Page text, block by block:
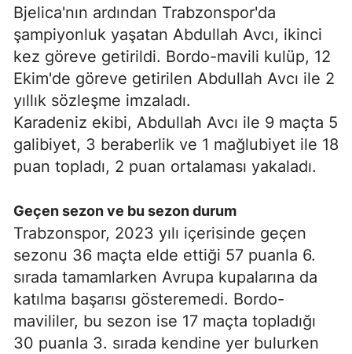
Bjelica'nın ardından Trabzonspor'da
şampiyonluk yaşatan Abdullah Avcı, ikinci
kez göreve getirildi. Bordo-mavili kulüp, 12
Ekim'de göreve getirilen Abdullah Avcı ile 2
yıllık sözleşme imzaladı.
Karadeniz ekibi, Abdullah Avcı ile 9 maçta 5
galibiyet, 3 beraberlik ve 1 mağlubiyet ile 18
puan topladı, 2 puan ortalaması yakaladı.
Geçen sezon ve bu sezon durum
Trabzonspor, 2023 yılı içerisinde geçen
sezonu 36 maçta elde ettiği 57 puanla 6.
sırada tamamlarken Avrupa kupalarına da
katılma başarısı gösteremedi. Bordo-
mavililer, bu sezon ise 17 maçta topladığı
30 puanla 3. sırada kendine yer bulurken